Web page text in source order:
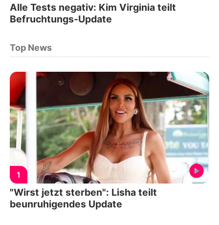
Alle Tests negativ: Kim Virginia teilt
Befruchtungs-Update
Top News
1
"Wirst jetzt sterben": Lisha teilt
beunruhigendes Update